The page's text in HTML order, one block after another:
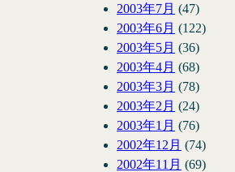
2003年7月 (47)
2003年6月 (122)
2003年5月 (36)
2003年4月 (68)
2003年3月 (78)
2003年2月 (24)
2003年1月 (76)
2002年12月 (74)
2002年11月 (69)